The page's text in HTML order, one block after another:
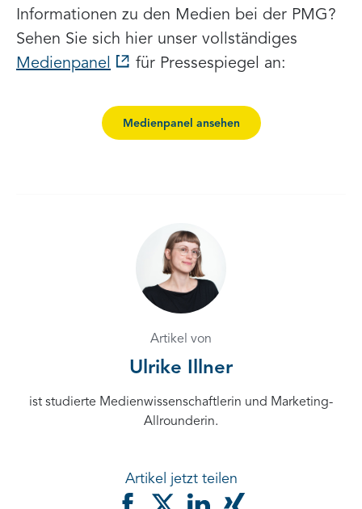
Informationen zu den Medien bei der PMG?
Sehen Sie sich hier unser vollständiges
Medienpanel
für Pressespiegel an:
Medienpanel ansehen
Artikel von
Ulrike Illner
ist studierte Medienwissenschaftlerin und Marketing-
Allrounderin.
Artikel jetzt teilen